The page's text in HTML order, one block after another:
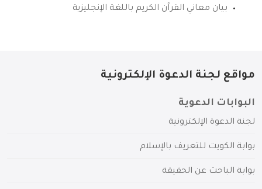
بيان معاني القرآن الكريم باللغة الإنجليزية
مواقع لجنة الدعوة الإلكترونية
البوابات الدعوية
لجنة الدعوة الإلكترونية
بوابة الكويت للتعريف بالإسلام
بوابة الباحث عن الحقيقة